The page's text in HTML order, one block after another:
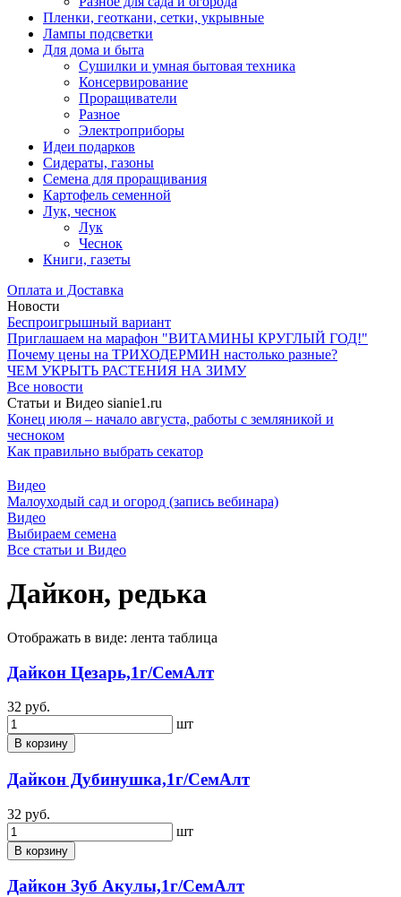
Пленки, геоткани, сетки, укрывные
Лампы подсветки
Для дома и быта
Сушилки и умная бытовая техника
Консервирование
Проращиватели
Разное
Электроприборы
Идеи подарков
Сидераты, газоны
Семена для проращивания
Картофель семенной
Лук, чеснок
Лук
Чеснок
Книги, газеты
Оплата и Доставка
Новости
Беспроигрышный вариант
Приглашаем на марафон "ВИТАМИНЫ КРУГЛЫЙ ГОД!"
Почему цены на ТРИХОДЕРМИН настолько разные?
ЧЕМ УКРЫТЬ РАСТЕНИЯ НА ЗИМУ
Все новости
Статьи и Видео sianie1.ru
Конец июля – начало августа, работы с земляникой и
чесноком
Как правильно выбрать секатор
Видео
Малоуходый сад и огород (запись вебинара)
Видео
Выбираем семена
Все cтатьи и Видео
Дайкон, редька
Отображать в виде: лента таблица
Дайкон Цезарь,1г/СемАлт
32 руб.
шт
В корзину
Дайкон Дубинушка,1г/СемАлт
32 руб.
шт
В корзину
Дайкон Зуб Акулы,1г/СемАлт